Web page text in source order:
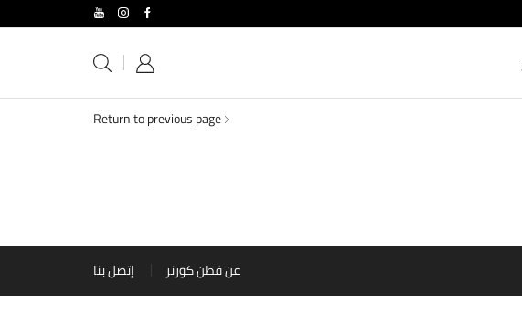
Return to previous page
عن قطن كورنر إتصل بنا